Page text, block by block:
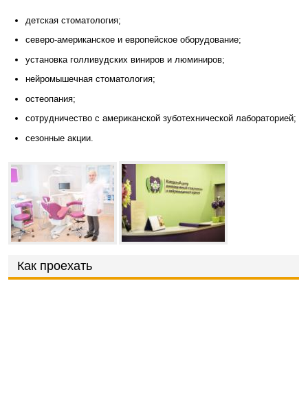
детская стоматология;
северо-американское и европейское оборудование;
установка голливудских виниров и люминиров;
нейромышечная стоматология;
остеопания;
сотрудничество с американской зуботехнической лабораторией;
сезонные акции.
Как проехать